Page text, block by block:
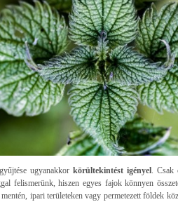
ugyanakkorkörültekintést igényel. Csak
felismerünk, hiszen egyes fajok könnyen
ipari területeken vagy permetezett földek